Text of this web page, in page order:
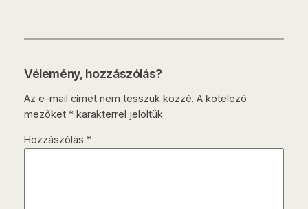
Vélemény, hozzászólás?
Az e-mail címet nem tesszük közzé. A kötelező
mezőket *karakterrel jelöltük
Hozzászólás *